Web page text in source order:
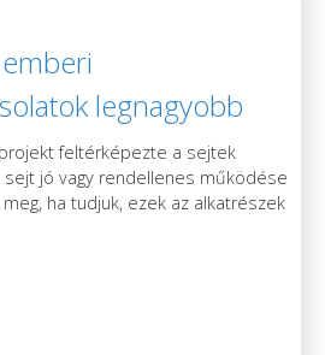
legnagyobb
feltérképezte a sejtek
sejt jó vagy rendellenes működése
ha tudjuk, ezek az alkatrészek